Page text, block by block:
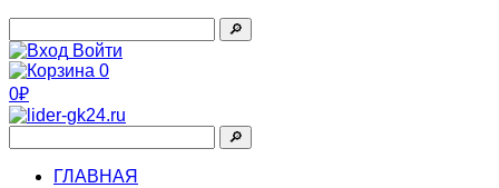
🔎︎
Войти
0
0₽
🔎︎
ГЛАВНАЯ